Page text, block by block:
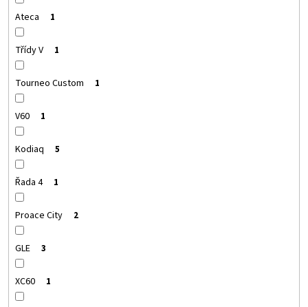
Ateca 1
Třídy V 1
Tourneo Custom 1
V60 1
Kodiaq 5
Řada 4 1
Proace City 2
GLE 3
XC60 1